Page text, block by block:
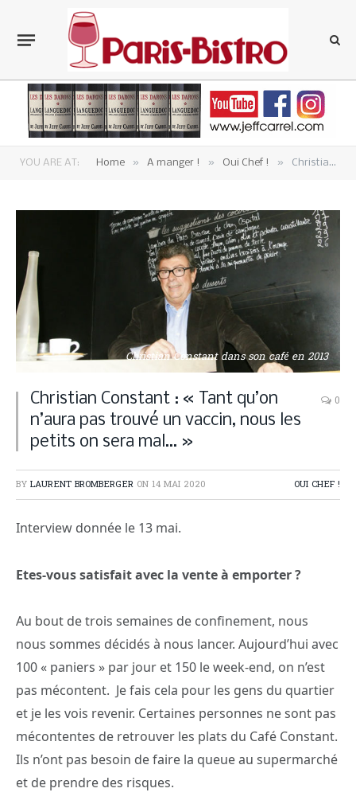
YOU ARE AT: Home » A manger ! » Oui Chef ! » Christian Constant : « Tant qu’on n’aura pas trouvé un vaccin, nous les petits on sera mal… »
Christian Constant dans son café en 2013
Christian Constant : « Tant qu’on
n’aura pas trouvé un vaccin, nous les
petits on sera mal… »
0
BY LAURENT BROMBERGER ON 14 MAI 2020 OUI CHEF !
Interview donnée le 13 mai.
Etes-vous satisfait avec la vente à emporter ?
Au bout de trois semaines de confinement, nous
nous sommes décidés à nous lancer. Aujourd’hui avec
100 « paniers » par jour et 150 le week-end, on n’est
pas mécontent. Je fais cela pour les gens du quartier
et je les vois revenir. Certaines personnes ne sont pas
mécontentes de retrouver les plats du Café Constant.
Ils n’ont pas besoin de faire la queue au supermarché
et de prendre des risques.